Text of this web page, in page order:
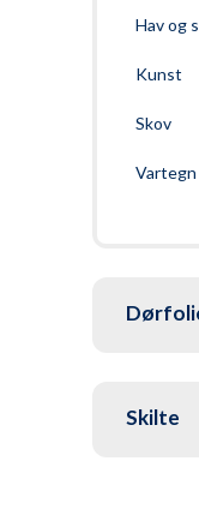
Hav og
Kunst
Skov
Skilte